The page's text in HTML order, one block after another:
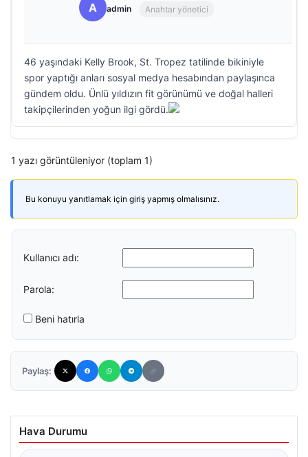
A admin Anahtar yönetici
46 yaşındaki Kelly Brook, St. Tropez tatilinde bikiniyle
spor yaptığı anları sosyal medya hesabından paylaşınca
gündem oldu. Ünlü yıldızın fit görünümü ve doğal halleri
takipçilerinden yoğun ilgi gördü.
1 yazı görüntüleniyor (toplam 1)
Bu konuyu yanıtlamak için giriş yapmış olmalısınız.
Kullanıcı adı:
Parola:
Beni hatırla
Paylaş:
Hava Durumu